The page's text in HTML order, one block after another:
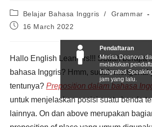
Post
category:
Belajar Bahasa Inggris /
Grammar
Post16 March 2022
Hallo English Learners!!! Sudah berapa
bahasa Inggris? Hmm, sudah mengenal
tentunya? Preposition dalam bahasa
untuk menjelaskan posisi suatu benda
lainnya. On dan above merupakan
Pendaftaran
Merisa Deanova
melakukan
Integrated
jam yang lalu.